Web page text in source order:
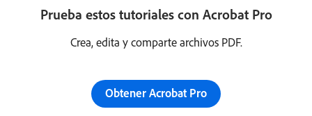
Prueba estos tutoriales con Acrobat Pro
Crea, edita y comparte archivos PDF.
Obtener Acrobat Pro